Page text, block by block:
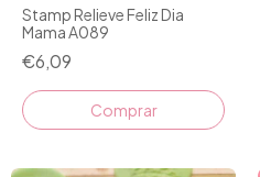
Stamp Relieve Feliz Dia
Mama A089
€6,09